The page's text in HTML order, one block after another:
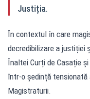
Justiția.
În contextul în care
decredibilizare a justiției
Înaltei Curți de Casație
într-o ședință tensionată
Magistraturii.